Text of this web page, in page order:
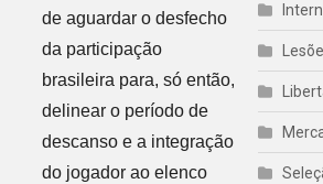
de aguardar o desfecho
da participação
brasileira para, só então,
delinear o período de
descanso e a integração
do jogador ao elenco